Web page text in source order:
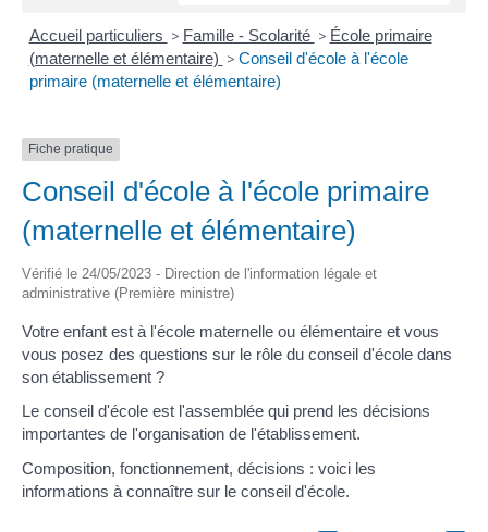
Accueil particuliers > Famille - Scolarité > École primaire
(maternelle et élémentaire) > Conseil d'école à l'école
primaire (maternelle et élémentaire)
Fiche pratique
Conseil d'école à l'école primaire
(maternelle et élémentaire)
Vérifié le 24/05/2023 - Direction de l'information légale et
administrative (Première ministre)
Votre enfant est à l'école maternelle ou élémentaire et vous
vous posez des questions sur le rôle du conseil d'école dans
son établissement ?
Le conseil d'école est l'assemblée qui prend les décisions
importantes de l'organisation de l'établissement.
Composition, fonctionnement, décisions : voici les
informations à connaître sur le conseil d'école.